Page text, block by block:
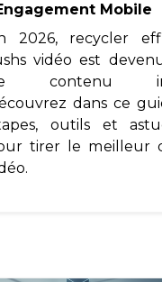
Mobile
2026, recycler
vidéo est
contenu
dans ce
outils et
tirer le meilleur